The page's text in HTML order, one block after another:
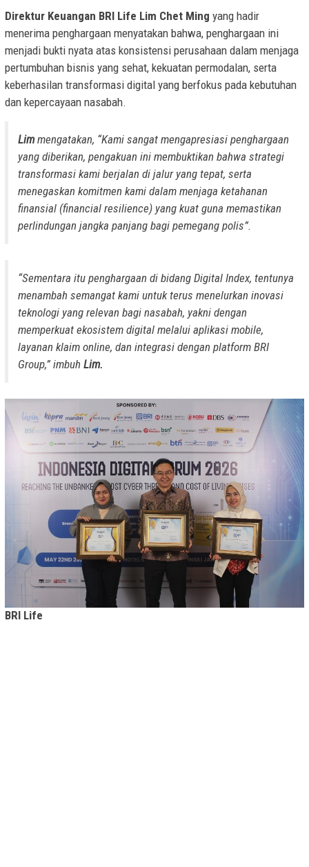
Direktur Keuangan BRI Life Lim Chet Ming yang hadir
menerima penghargaan menyatakan bahwa, penghargaan ini
menjadi bukti nyata atas konsistensi perusahaan dalam menjaga
pertumbuhan bisnis yang sehat, kekuatan permodalan, serta
keberhasilan transformasi digital yang berfokus pada kebutuhan
dan kepercayaan nasabah.
Limmengatakan, “Kami sangat mengapresiasi penghargaan
yang diberikan, pengakuan ini membuktikan bahwa strategi
transformasi kami berjalan di jalur yang tepat, serta
menegaskan komitmen kami dalam menjaga ketahanan
finansial (financial resilience) yang kuat guna memastikan
perlindungan jangka panjang bagi pemegang polis”.
“Sementara itu penghargaan di bidang Digital Index, tentunya
menambah semangat kami untuk terus menelurkan inovasi
teknologi yang relevan bagi nasabah, yakni dengan
memperkuat ekosistem digital melalui aplikasi mobile,
layanan klaim online, dan integrasi dengan platform BRI
Group,” imbuh Lim.
BRI Life